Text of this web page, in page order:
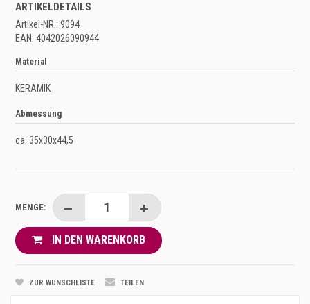
ARTIKELDETAILS
Artikel-NR.: 9094
EAN: 4042026090944
Material
KERAMIK
Abmessung
ca. 35x30x44,5
MENGE:
IN DEN WARENKORB
ZUR WUNSCHLISTE TEILEN